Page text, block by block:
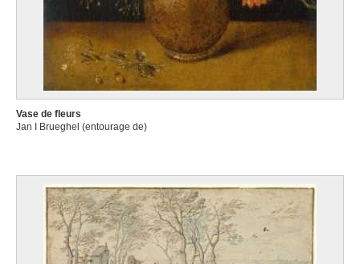
Vase de fleurs
Jan I Brueghel (entourage de)